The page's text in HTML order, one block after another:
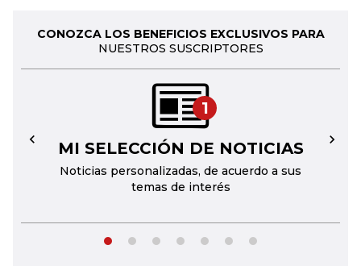
CONOZCA LOS BENEFICIOS EXCLUSIVOS PARA
NUESTROS SUSCRIPTORES
1
MI SELECCIÓN DE NOTICIAS
Noticias personalizadas, de acuerdo a sus
temas de interés
← →